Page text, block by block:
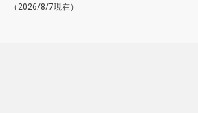
（2026/8/7現在）